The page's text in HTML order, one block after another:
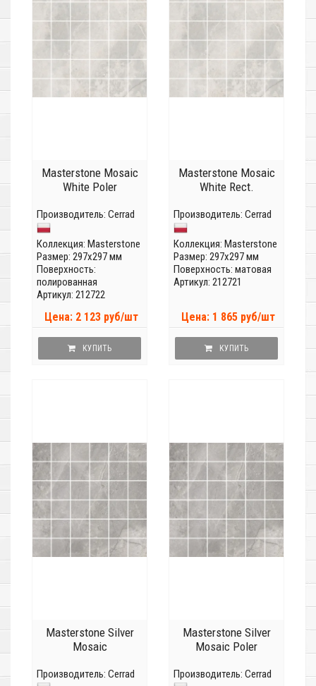
Masterstone Mosaic
White Poler
Производитель: Cerrad
Коллекция: Masterstone
Размер: 297x297 мм
Поверхность:
полированная
Артикул: 212722
Цена: 2 123 руб/шт
КУПИТЬ
Masterstone Mosaic
White Rect.
Производитель: Cerrad
Коллекция: Masterstone
Размер: 297x297 мм
Поверхность: матовая
Артикул: 212721
Цена: 1 865 руб/шт
КУПИТЬ
Masterstone Silver
Mosaic
Производитель: Cerrad
Masterstone Silver
Mosaic Poler
Производитель: Cerrad